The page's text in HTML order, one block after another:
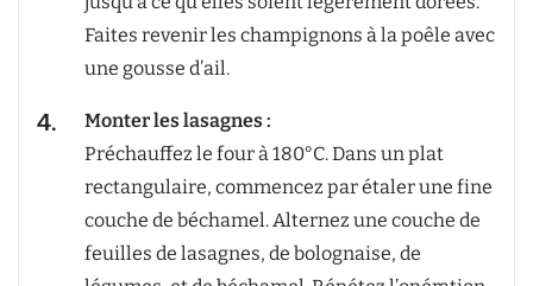
Faites revenir les champignons à la poêle avec
une gousse d’ail.
Monter les lasagnes :
Préchauffez le four à 180°C. Dans un plat
rectangulaire, commencez par étaler une fine
couche de béchamel. Alternez une couche de
feuilles de lasagnes, de bolognaise, de